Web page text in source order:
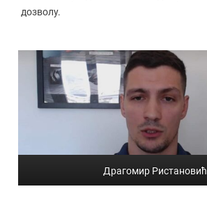
дозволу.
Драгомир Ристановић